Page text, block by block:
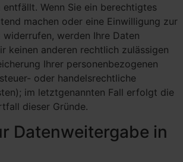
Wenn Sie ein berechtigtes
machen oder eine Einwilligung zur
werden Ihre Daten
keinen anderen rechtlich zulässigen
Ihrer personenbezogenen
oder handelsrechtliche
im letztgenannten Fall erfolgt die
dieser Gründe.
Datenweitergabe in